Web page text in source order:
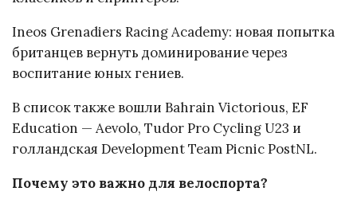
Ineos Grenadiers Racing Academy: новая попытка
британцев вернуть доминирование через
воспитание юных гениев.
В список также вошли Bahrain Victorious, EF
Education — Aevolo, Tudor Pro Cycling U23 и
голландская Development Team Picnic PostNL.
Почему это важно для велоспорта?